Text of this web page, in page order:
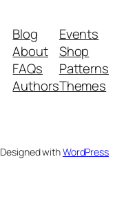
Blog
About
FAQs
Authors
Events
Shop
Patterns
Themes
Designed withWordPress